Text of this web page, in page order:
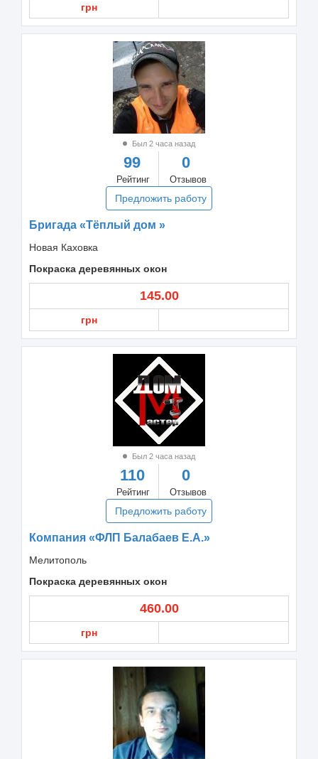
грн
Был 2 часа назад
99
Рейтинг
0
Отзывов
Предложить работу
Бригада «Тёплый дом »
Новая Каховка
Покраска деревянных окон
145.00
грн
Был 2 часа назад
110
Рейтинг
0
Отзывов
Предложить работу
Компания «ФЛП Балабаев Е.А.»
Мелитополь
Покраска деревянных окон
460.00
грн